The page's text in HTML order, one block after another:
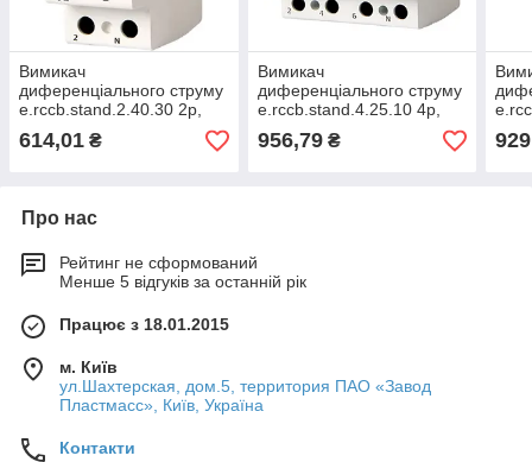
Вимикач
диференціального струму
e.rccb.stand.2.40.30 2р,
40А, 30mA, E.NEXT
(s034002)
614,01 ₴
Вимикач
диференціального струму
e.rccb.stand.4.25.10 4р,
25А, 10mA, E.NEXT
(s034009)
956,79₴
Про нас
Рейтинг не сформований
Менше 5 відгуків за останній рік
Працює з 18.01.2015
м. Київ
ул.Шахтерская, дом.5, территория ПАО «Завод
Пластмасс», Київ, Україна
Контакти